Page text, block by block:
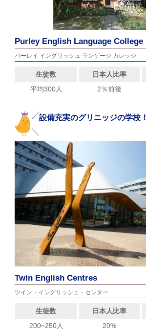
Purley English Language College
パーレイ イングリッシュ ランゲージ カレッジ
生徒数 日本人比率
平均300人
2％前後
設備充実のグリニッジの学校！
Twin English Centres
ツイン・イングリッシュ・センター
生徒数 日本人比率
200~250人
20%